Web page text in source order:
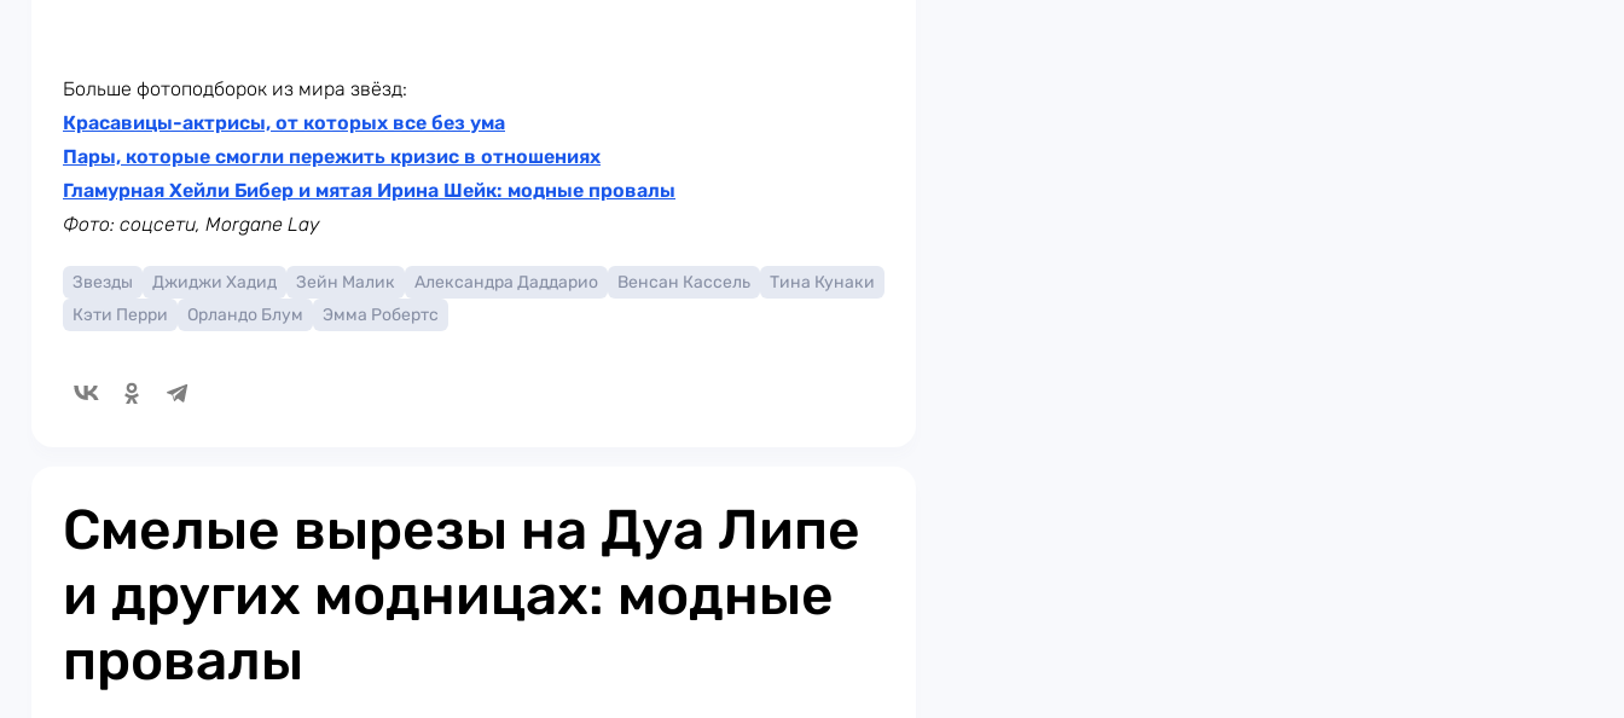
Больше фотоподборок из мира звёзд:
Красавицы-актрисы, от которых все без ума
Пары, которые смогли пережить кризис в отношениях
Гламурная Хейли Бибер и мятая Ирина Шейк: модные провалы
Фото: соцсети, Morgane Lay
Звезды Джиджи Хадид Зейн Малик Александра Даддарио Венсан Кассель
Тина Кунаки
Кэти Перри
Орландо Блум Эмма Робертс
Смелые вырезы на Дуа Липе
и других модницах: модные
провалы